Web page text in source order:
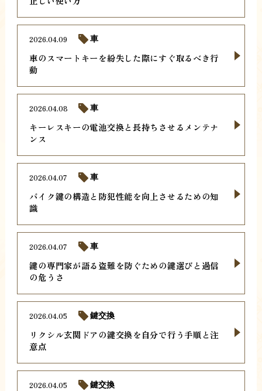
車のスマートキーを紛失した際にすぐ取るべき行
動
2026.04.09 車
キーレスキーの電池交換と長持ちさせるメンテナ
ンス
2026.04.08 車
バイク鍵の構造と防犯性能を向上させるための知
識
2026.04.07 車
鍵の専門家が語る盗難を防ぐための鍵選びと過信
の危うさ
2026.04.07 車
リクシル玄関ドアの鍵交換を自分で行う手順と注
意点
2026.04.05 鍵交換
2026.04.05 鍵交換